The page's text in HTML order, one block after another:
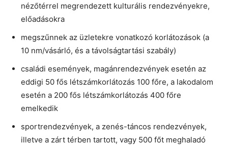
nézőtérrel megrendezett kulturális rendezvényekre,
előadásokra
megszűnnek az üzletekre vonatkozó korlátozások (a
10 nm/vásárló, és a távolságtartási szabály)
családi események, magánrendezvények esetén az
eddigi 50 fős létszámkorlátozás 100 főre, a lakodalom
esetén a 200 fős létszámkorlátozás 400 főre
emelkedik
sportrendezvények, a zenés-táncos rendezvények,
illetve a zárt térben tartott, vagy 500 főt meghaladó